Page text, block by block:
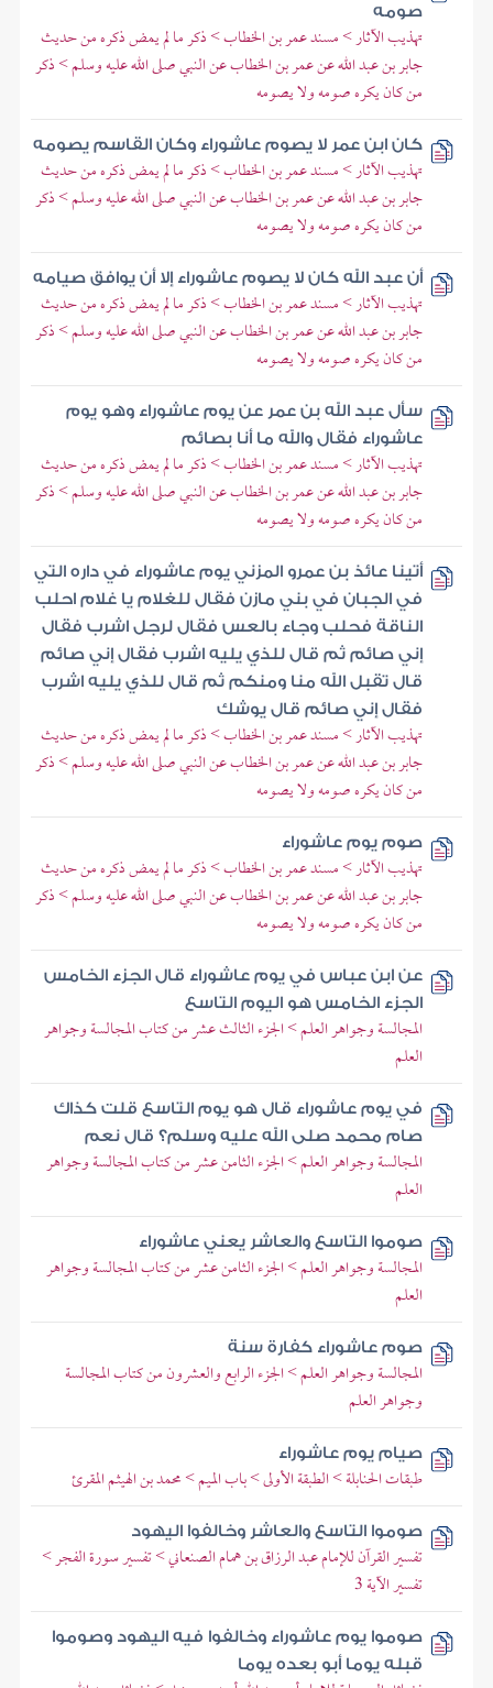
صومه
تهذيب الآثار > مسند عمر بن الخطاب > ذكر ما لم يمض ذكره من حديث
جابر بن عبد الله عن عمر بن الخطاب عن النبي صلى الله عليه وسلم > ذكر
من كان يكره صومه ولا يصومه
كان ابن عمر لا يصوم عاشوراء وكان القاسم يصومه
تهذيب الآثار > مسند عمر بن الخطاب > ذكر ما لم يمض ذكره من حديث
جابر بن عبد الله عن عمر بن الخطاب عن النبي صلى الله عليه وسلم > ذكر
من كان يكره صومه ولا يصومه
أن عبد الله كان لا يصوم عاشوراء إلا أن يوافق صيامه
تهذيب الآثار > مسند عمر بن الخطاب > ذكر ما لم يمض ذكره من حديث
جابر بن عبد الله عن عمر بن الخطاب عن النبي صلى الله عليه وسلم > ذكر
من كان يكره صومه ولا يصومه
سأل عبد الله بن عمر عن يوم عاشوراء وهو يوم
عاشوراء فقال والله ما أنا بصائم
تهذيب الآثار > مسند عمر بن الخطاب > ذكر ما لم يمض ذكره من حديث
جابر بن عبد الله عن عمر بن الخطاب عن النبي صلى الله عليه وسلم > ذكر
من كان يكره صومه ولا يصومه
أتينا عائذ بن عمرو المزني يوم عاشوراء في داره التي
في الجبان في بني مازن فقال للغلام يا غلام احلب
الناقة فحلب وجاء بالعس فقال لرجل اشرب فقال
إني صائم ثم قال للذي يليه اشرب فقال إني صائم
قال تقبل الله منا ومنكم ثم قال للذي يليه اشرب
فقال إني صائم قال يوشك
تهذيب الآثار > مسند عمر بن الخطاب > ذكر ما لم يمض ذكره من حديث
جابر بن عبد الله عن عمر بن الخطاب عن النبي صلى الله عليه وسلم > ذكر
من كان يكره صومه ولا يصومه
صوم يوم عاشوراء
تهذيب الآثار > مسند عمر بن الخطاب > ذكر ما لم يمض ذكره من حديث
جابر بن عبد الله عن عمر بن الخطاب عن النبي صلى الله عليه وسلم > ذكر
من كان يكره صومه ولا يصومه
عن ابن عباس في يوم عاشوراء قال الجزء الخامس
الجزء الخامس هو اليوم التاسع
المجالسة وجواهر العلم > الجزء الثالث عشر من كتاب المجالسة وجواهر
العلم
في يوم عاشوراء قال هو يوم التاسع قلت كذاك
صام محمد صلى الله عليه وسلم؟ قال نعم
المجالسة وجواهر العلم > الجزء الثامن عشر من كتاب المجالسة وجواهر
العلم
صوموا التاسع والعاشر يعني عاشوراء
المجالسة وجواهر العلم > الجزء الثامن عشر من كتاب المجالسة وجواهر
العلم
صوم عاشوراء كفارة سنة
المجالسة وجواهر العلم > الجزء الرابع والعشرون من كتاب المجالسة
وجواهر العلم
صيام يوم عاشوراء
طبقات الحنابلة > الطبقة الأولى > باب الميم > محمد بن الهيثم المقرئ
صوموا التاسع والعاشر وخالفوا اليهود
تفسير القرآن للإمام عبد الرزاق بن همام الصنعاني > تفسير سورة الفجر >
تفسير الآية 3
صوموا يوم عاشوراء وخالفوا فيه اليهود وصوموا
قبله يوما أبو بعده يوما